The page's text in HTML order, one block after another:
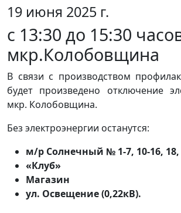
19 июня 2025 г.
с 13:30 до 15:30
мкр.Колобовщина
В связи с производством
будет произведено отключение
мкр. Колобовщина.
Без электроэнергии останутся:
м/р Солнечный № 1-7, 10-16, 18,
«Клуб»
Магазин
ул. Освещение (0,22кВ).